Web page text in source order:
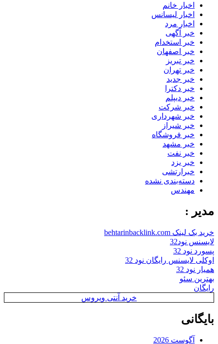
اخبار خانم
اخبار لیسانس
اخبار مرد
خبر آگهی
خبر استخدام
خبر اصفهان
خبر تبریز
خبر تهران
خبر جدید
خبر دکترا
خبر دیپلم
خبر شرکت
خبر شهرداری
خبر شیراز
خبر فروشگاه
خبر مشهد
خبر نفت
خبر یزد
خبرارتشی
دسته‌بندی نشده
مهندس
مدیر :
خرید بک لینک behtarinbacklink.com
لایسنس نود32
پسورد نود 32
اوکلی لایسنس رایگان نود 32
همیار نود 32
بهترین سئو
رایگان
خرید آنتی ویروس
بایگانی
آگوست 2026